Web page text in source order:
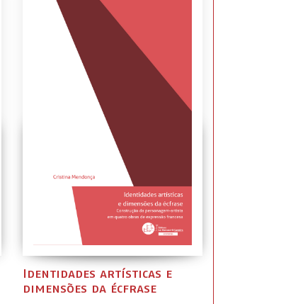
Identidades artísticas e
dimensões da écfrase